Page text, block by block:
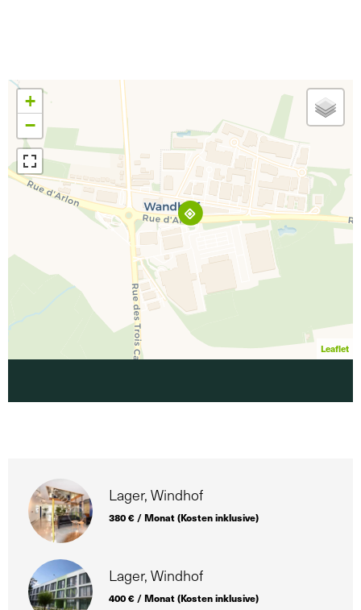
+
−
Leaflet
Lager, Windhof
380 € / Monat (Kosten inklusive)
Lager, Windhof
400 € / Monat (Kosten inklusive)